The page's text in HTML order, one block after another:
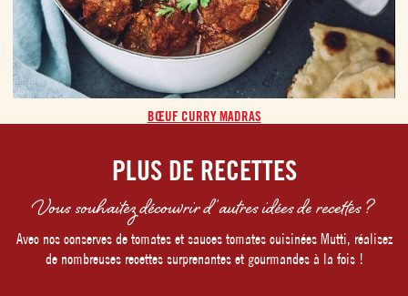
BŒUF CURRY MADRAS
PLUS DE RECETTES
Vous souhaitez découvrir d’autres idées de recettes ?
Avec nos conserves de tomates et sauces tomates cuisinées Mutti, réalisez
de nombreuses recettes surprenantes et gourmandes à la fois !